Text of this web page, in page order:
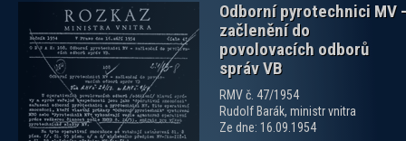
Odborní pyrotechnici MV -
začlenění do
povolovacích odborů
správ VB
RMV č. 47/1954
Rudolf Barák, ministr vnitra
Ze dne: 16.09.1954
zobrazit PDF dokument